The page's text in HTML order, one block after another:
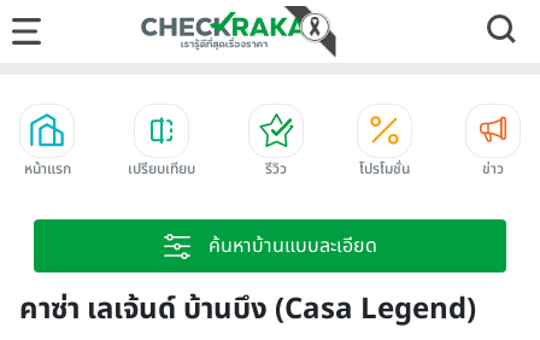
หน้าแรก เปรียบเทียบ รีวิว โปรโมชั่น ข่าว
ค้นหาบ้านแบบละเอียด
คาซ่า เลเจ้นด์ บ้านบึง (Casa Legend)